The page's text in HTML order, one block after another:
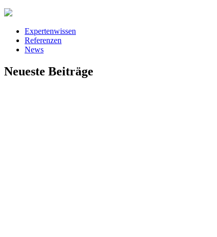
Expertenwissen
Referenzen
News
Neueste Beiträge